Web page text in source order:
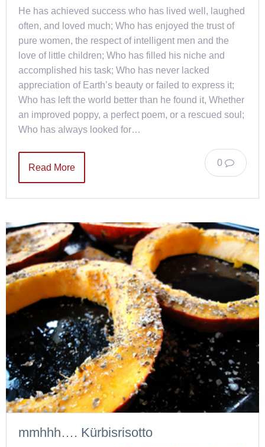
He has achieved success who has lived well, laughed
often, and loved much; Who has enjoyed the trust of
pure women, the respect of intelligent men and the
love of little children; Who has filled his niche and
accomplished his task; Who has never lacked
appreciation of Earth’s beauty or failed to express it;
Who has left the world better than he found it, Whether
an improved poppy, a perfect poem, or a rescued soul;
Who has always looked for…
0
Read More
mmhhh…. Kürbisrisotto